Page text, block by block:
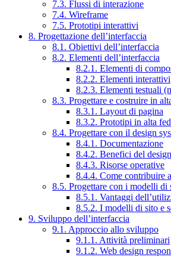
7.3. Flussi di interazione
7.4. Wireframe
7.5. Prototipi interattivi
8. Progettazione dell’interfaccia
8.1. Obiettivi dell’interfaccia
8.2. Elementi dell’interfaccia
8.2.1. Elementi di
8.2.2. Elementi interattivi
8.2.3. Elementi testuali
8.3. Progettare e costruire in
8.3.1. Layout di pagina
8.3.2. Prototipi in alta
8.4. Progettare con il design
8.4.1. Documentazione
8.4.2. Benefici del
8.4.3. Risorse operative
8.4.4. Come contribuire
8.5. Progettare con i modelli di
8.5.1. Vantaggi
8.5.2. I modelli di sito e
9. Sviluppo dell’interfaccia
9.1. Approccio allo sviluppo
9.1.1. Attività preliminari
9.1.2. Web design